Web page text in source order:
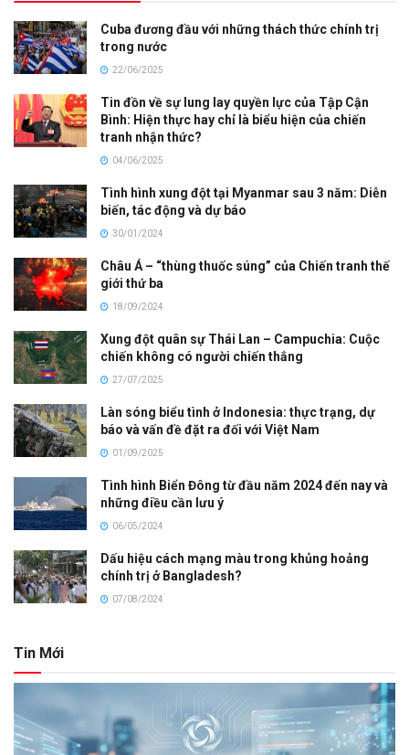
Cuba đương đầu với những thách thức chính trị
trong nước
22/06/2025
Tin đồn về sự lung lay quyền lực của Tập Cận
Bình: Hiện thực hay chỉ là biểu hiện của chiến
tranh nhận thức?
04/06/2025
Tình hình xung đột tại Myanmar sau 3 năm: Diễn
biến, tác động và dự báo
30/01/2024
Châu Á – “thùng thuốc súng” của Chiến tranh thế
giới thứ ba
18/09/2024
Xung đột quân sự Thái Lan – Campuchia: Cuộc
chiến không có người chiến thắng
27/07/2025
Làn sóng biểu tình ở Indonesia: thực trạng, dự
báo và vấn đề đặt ra đối với Việt Nam
01/09/2025
Tình hình Biển Đông từ đầu năm 2024 đến nay và
những điều cần lưu ý
06/05/2024
Dấu hiệu cách mạng màu trong khủng hoảng
chính trị ở Bangladesh?
07/08/2024
Tin Mới